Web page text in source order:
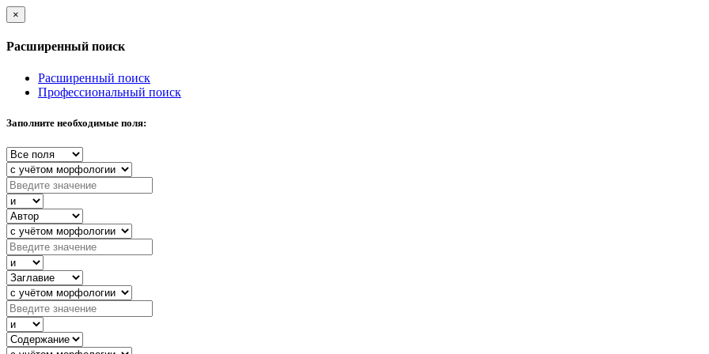
×
Расширенный поиск
Расширенный поиск
Профессиональный поиск
Заполните необходимые поля: